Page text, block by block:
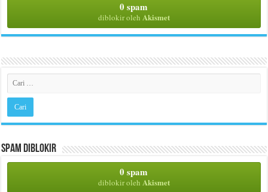
0 spam
diblokir oleh Akismet
Spam Diblokir
0 spam
diblokir oleh Akismet